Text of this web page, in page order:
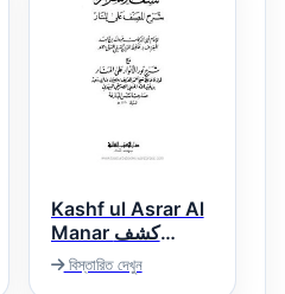
Kashf ul Asrar Al
Manar كشف
الاسرار شرح
المصنف على المنار
বিস্তারিত দেখুন